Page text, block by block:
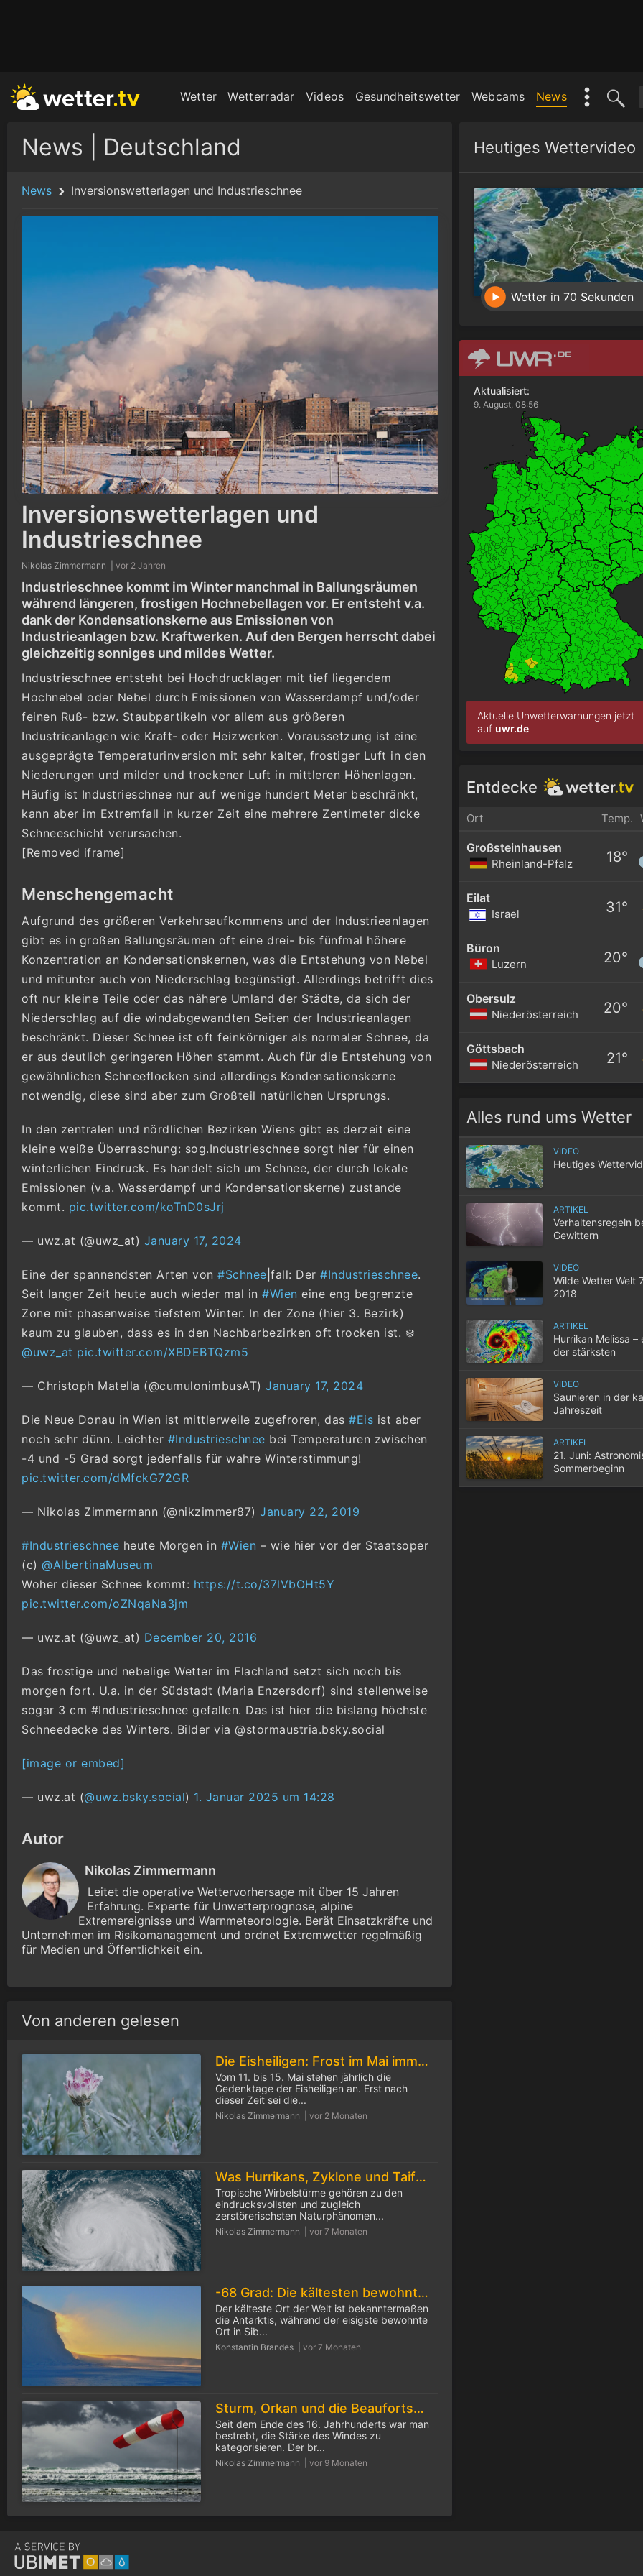
Wetter Wetterradar Videos Gesundheitswetter Webcams News
News | Deutschland
News Inversionswetterlagen und Industrieschnee
Inversionswetterlagen und
Industrieschnee
Nikolas Zimmermann | vor 2 Jahren
Industrieschnee kommt im Winter manchmal in Ballungsräumen
während längeren, frostigen Hochnebellagen vor. Er entsteht v.a.
dank der Kondensationskerne aus Emissionen von
Industrieanlagen bzw. Kraftwerken. Auf den Bergen herrscht dabei
gleichzeitig sonniges und mildes Wetter.
Industrieschnee entsteht bei Hochdrucklagen mit tief liegendem
Hochnebel oder Nebel durch Emissionen von Wasserdampf und/oder
feinen Ruß- bzw. Staubpartikeln vor allem aus größeren
Industrieanlagen wie Kraft- oder Heizwerken. Voraussetzung ist eine
ausgeprägte Temperaturinversion mit sehr kalter, frostiger Luft in den
Niederungen und milder und trockener Luft in mittleren Höhenlagen.
Häufig ist Industrieschnee nur auf wenige hundert Meter beschränkt,
kann aber im Extremfall in kurzer Zeit eine mehrere Zentimeter dicke
Schneeschicht verursachen.
[Removed iframe]
Menschengemacht
Aufgrund des größeren Verkehrsaufkommens und der Industrieanlagen
gibt es in großen Ballungsräumen oft eine drei- bis fünfmal höhere
Konzentration an Kondensationskernen, was die Entstehung von Nebel
und mitunter auch von Niederschlag begünstigt. Allerdings betrifft dies
oft nur kleine Teile oder das nähere Umland der Städte, da sich der
Niederschlag auf die windabgewandten Seiten der Industrieanlagen
beschränkt. Dieser Schnee ist oft feinkörniger als normaler Schnee, da
er aus deutlich geringeren Höhen stammt. Auch für die Entstehung von
gewöhnlichen Schneeflocken sind allerdings Kondensationskerne
notwendig, diese sind aber zum Großteil natürlichen Ursprungs.
In den zentralen und nördlichen Bezirken Wiens gibt es derzeit eine
kleine weiße Überraschung: sog.Industrieschnee sorgt hier für einen
winterlichen Eindruck. Es handelt sich um Schnee, der durch lokale
Emissionen (v.a. Wasserdampf und Kondensationskerne) zustande
kommt. pic.twitter.com/koTnD0sJrj
— uwz.at (@uwz_at) January 17, 2024
Eine der spannendsten Arten von #Schnee |fall: Der #Industrieschnee.
Seit langer Zeit heute auch wieder mal in #Wien eine eng begrenzte
Zone mit phasenweise tiefstem Winter. In der Zone (hier 3. Bezirk)
kaum zu glauben, dass es in den Nachbarbezirken oft trocken ist. ❄️
@uwz_at pic.twitter.com/XBDEBTQzm5
— Christoph Matella (@cumulonimbusAT) January 17, 2024
Die Neue Donau in Wien ist mittlerweile zugefroren, das #Eis ist aber
noch sehr dünn. Leichter #Industrieschnee bei Temperaturen zwischen
-4 und -5 Grad sorgt jedenfalls für wahre Winterstimmung!
pic.twitter.com/dMfckG72GR
— Nikolas Zimmermann (@nikzimmer87) January 22, 2019
#Industrieschnee heute Morgen in #Wien – wie hier vor der Staatsoper
(c) @AlbertinaMuseum
Woher dieser Schnee kommt: https://t.co/37lVbOHt5Y
pic.twitter.com/oZNqaNa3jm
— uwz.at (@uwz_at) December 20, 2016
Das frostige und nebelige Wetter im Flachland setzt sich noch bis
morgen fort. U.a. in der Südstadt (Maria Enzersdorf) sind stellenweise
sogar 3 cm #Industrieschnee gefallen. Das ist hier die bislang höchste
Schneedecke des Winters. Bilder via @stormaustria.bsky.social
[image or embed]
— uwz.at (@uwz.bsky.social) 1. Januar 2025 um 14:28
Autor
Nikolas Zimmermann
Leitet die operative Wettervorhersage mit über 15 Jahren
Erfahrung. Experte für Unwetterprognose, alpine
Extremereignisse und Warnmeteorologie. Berät Einsatzkräfte und
Unternehmen im Risikomanagement und ordnet Extremwetter regelmäßig
für Medien und Öffentlichkeit ein.
Von anderen gelesen
Die Eisheiligen: Frost im Mai immer seltener
Nikolas Zimmermann | vor 2 Monaten
Vom 11. bis 15. Mai stehen jährlich die
Gedenktage der Eisheiligen an. Erst nach
dieser Zeit sei die...
Was Hurrikans, Zyklone und Taifune unterscheidet
Nikolas Zimmermann | vor 7 Monaten
Tropische Wirbelstürme gehören zu den
eindrucksvollsten und zugleich
zerstörerischsten Naturphänomen...
-68 Grad: Die kältesten bewohnten Orte der Welt
Konstantin Brandes | vor 7 Monaten
Der kälteste Ort der Welt ist bekanntermaßen
die Antarktis, während der eisigste bewohnte
Ort in Sib...
Sturm, Orkan und die Beaufortskala
Nikolas Zimmermann | vor 9 Monaten
Seit dem Ende des 16. Jahrhunderts war man
bestrebt, die Stärke des Windes zu
kategorisieren. Der br...
Heutiges Wettervideo
Wetter in 70 Sekunden
Aktualisiert:
9. August, 08:56
Aktuelle Unwetterwarnungen jetzt
auf uwr.de
Entdecke
Ort Temp.
Großsteinhausen
Rheinland-Pfalz 18°
Eilat
Israel 31°
Büron
Luzern 20°
Obersulz
Niederösterreich 20°
Göttsbach
Niederösterreich 21°
Alles rund ums Wetter
VIDEO
Heutiges
ARTIKEL
Verhaltensregeln
Gewittern
VIDEO
Wilde Wetter Welt
2018
ARTIKEL
Hurrikan Melissa –
der stärksten
VIDEO
Saunieren in der
Jahreszeit
ARTIKEL
21. Juni:
Sommerbeginn